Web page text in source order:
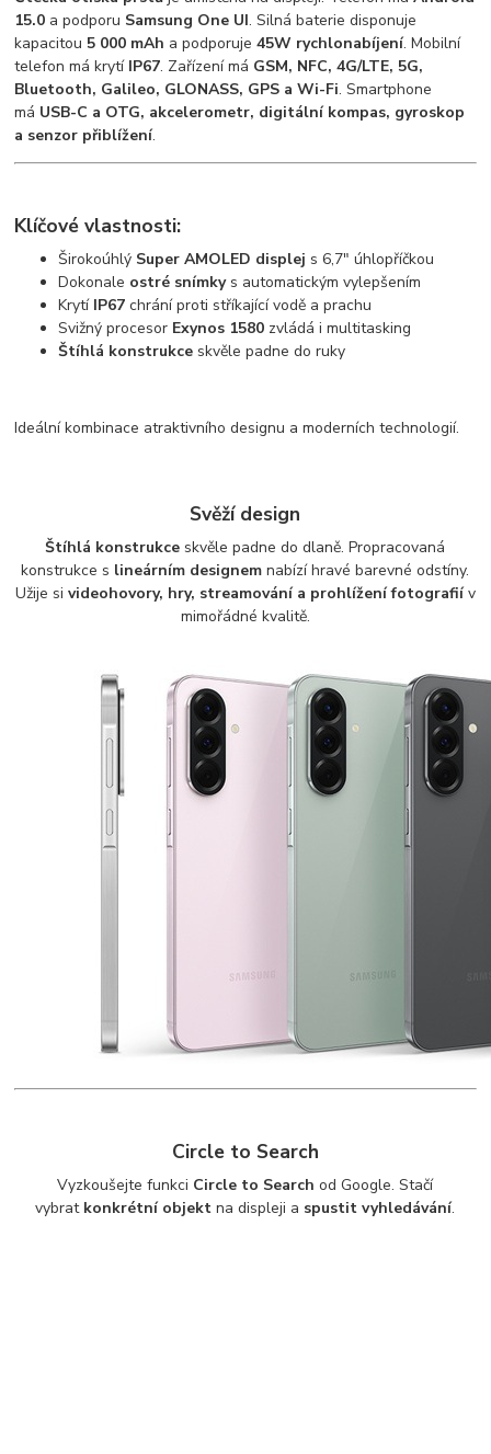
15.0 a podporu Samsung One UI. Silná baterie disponuje
kapacitou 5 000 mAh a podporuje45W rychlonabíjení. Mobilní
telefon má krytí IP67. Zařízení má GSM, NFC, 4G/LTE, 5G,
Bluetooth, Galileo, GLONASS, GPS a Wi-Fi. Smartphone
má USB-C a OTG, akcelerometr, digitální kompas, gyroskop
a senzor přiblížení.
Klíčové vlastnosti:
Širokoúhlý Super AMOLED displej s 6,7" úhlopříčkou
Dokonale ostré snímky s automatickým vylepšením
Krytí IP67chrání proti stříkající vodě a prachu
Svižný procesor Exynos 1580 zvládá i multitasking
Štíhlá konstrukce skvěle padne do ruky
Ideální kombinace atraktivního designu a moderních technologií.
Svěží design
Štíhlá konstrukce skvěle padne do dlaně. Propracovaná
konstrukce s lineárním designem nabízí hravé barevné odstíny.
Užije si videohovory, hry, streamování a prohlížení fotografiív
mimořádné kvalitě.
Circle to Search
Vyzkoušejte funkci Circle to Search od Google. Stačí
vybrat konkrétní objekt na displeji a spustit vyhledávání.